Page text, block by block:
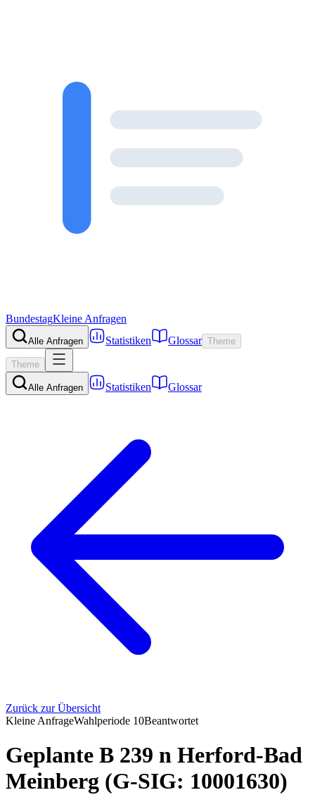
BundestagKleine Anfragen
Alle Anfragen Statistiken Glossar Theme
Theme
Alle Anfragen Statistiken Glossar
Zurück zur Übersicht
Kleine AnfrageWahlperiode 10Beantwortet
Geplante B 239 n Herford-Bad
Meinberg (G-SIG: 10001630)